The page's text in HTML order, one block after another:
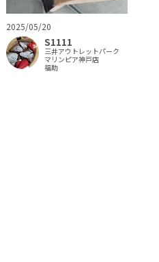
2025/05/20
S1111
三井アウトレットパーク
マリンピア神戸店
福助